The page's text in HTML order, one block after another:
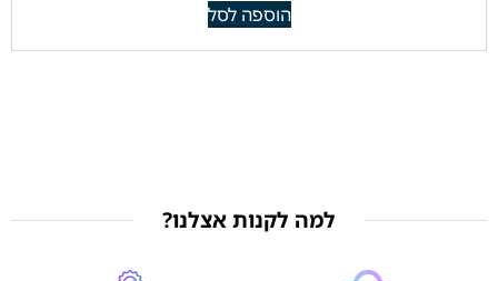
הוספה לסל
למה לקנות אצלנו?